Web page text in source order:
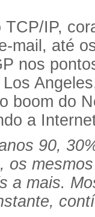
TCP/IP,
mail, até
nos
boom do
a
90,
os
a mais.